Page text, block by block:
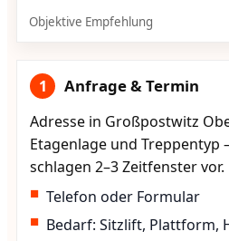
Objektive Empfehlung
1 Anfrage & Termin
Adresse in Großpostwitz
Etagenlage und Treppentyp
schlagen 2–3 Zeitfenster vor.
Telefon oder Formular
Bedarf: Sitzlift, Plattform,